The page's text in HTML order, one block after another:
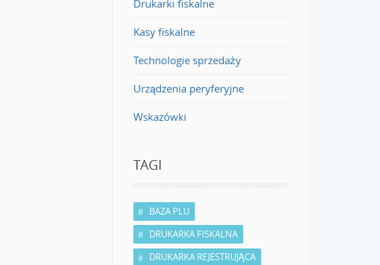
Drukarki fiskalne
Kasy fiskalne
Technologie sprzedaży
Urządzenia peryferyjne
Wskazówki
TAGI
BAZA PLU
DRUKARKA FISKALNA
DRUKARKA REJESTRUJĄCA